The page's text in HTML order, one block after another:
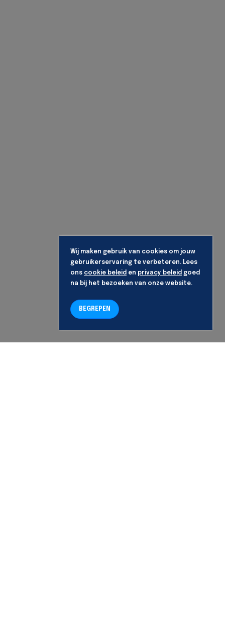
Wij maken gebruik van cookies om jouw
gebruikerservaring te verbeteren. Lees
ons cookie beleid en privacy beleid goed
na bij het bezoeken van onze website.
BEGREPEN